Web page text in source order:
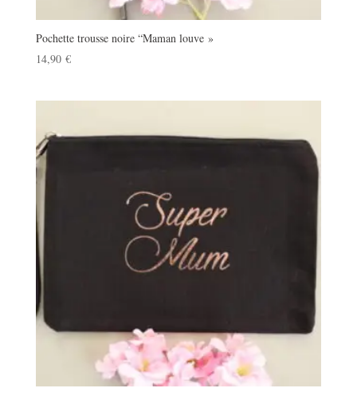
Pochette trousse noire “Maman louve »
14,90 €